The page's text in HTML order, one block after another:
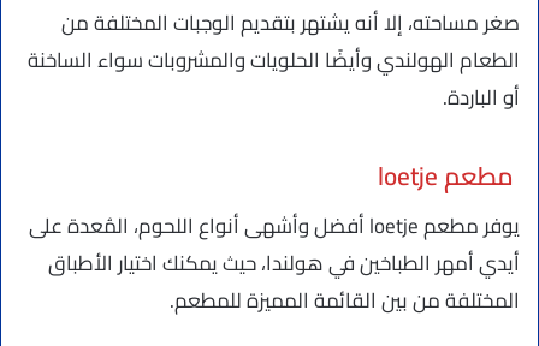
صغر مساحته، إلا أنه يشتهر بتقديم الوجبات المختلفة من
الطعام الهولندي وأيضًا الحلويات والمشروبات سواء الساخنة
أو الباردة.
مطعم loetje
يوفر مطعم loetje أفضل وأشهى أنواع اللحوم، المُعدة على
أيدي أمهر الطباخين في هولندا، حيث يمكنك اختيار الأطباق
المختلفة من بين القائمة المميزة للمطعم.